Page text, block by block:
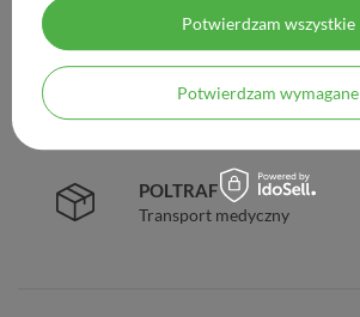
ZAUFANIE
98% zadowolonych klientów
BEZPIECZEŃSTWO
Certyfikat SSL
POLTRAF
Transport medyczny
Potwierdzam wymagane
Potwierdzam wszystkie